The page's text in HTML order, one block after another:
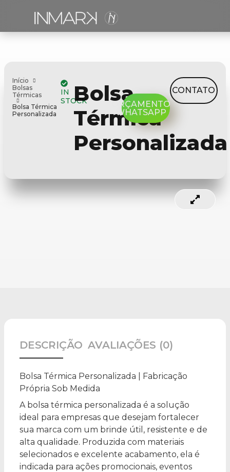
Início
Bolsas
Térmicas
Bolsa Térmica
Personalizada
IN
STOCKBolsa
Térmica
Personalizada
ORÇAMENTO
WHATSAPP
CONTATO
DESCRIÇÃO AVALIAÇÕES (0)
Bolsa Térmica Personalizada | Fabricação
Própria Sob Medida
A bolsa térmica personalizada é a solução
ideal para empresas que desejam fortalecer
sua marca com um brinde útil, resistente e de
alta qualidade. Produzida com materiais
selecionados e excelente acabamento, ela é
indicada para ações promocionais, eventos